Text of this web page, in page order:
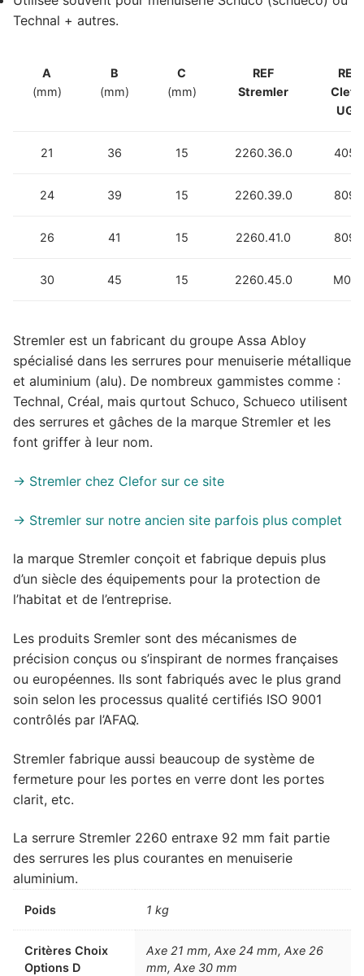
Technal + autres.
A
(mm)
B
(mm)
C
(mm)
REF
Stremler
REF
UGS
21 36 15 2260.36.0 4050
24 39 15 2260.39.0 8096
26 41 15 2260.41.0 8095
30 45 15 2260.45.0 M016
Stremler est un fabricant du groupe Assa Abloy
spécialisé dans les serrures pour menuiserie métallique
et aluminium (alu). De nombreux gammistes comme :
Technal, Créal, mais qurtout Schuco, Schueco utilisent
des serrures et gâches de la marque Stremler et les
font griffer à leur nom.
-> Stremler chez Clefor sur ce site
-> Stremler sur notre ancien site parfois plus complet
la marque Stremler conçoit et fabrique depuis plus
d’un siècle des équipements pour la protection de
l’habitat et de l’entreprise.
Les produits Sremler sont des mécanismes de
précision conçus ou s’inspirant de normes françaises
ou européennes. Ils sont fabriqués avec le plus grand
soin selon les processus qualité certifiés ISO 9001
contrôlés par l’AFAQ.
Stremler fabrique aussi beaucoup de système de
fermeture pour les portes en verre dont les portes
clarit, etc.
La serrure Stremler 2260 entraxe 92 mm fait partie
des serrures les plus courantes en menuiserie
aluminium.
Poids 1 kg
Critères Choix
Options D
Axe 21 mm, Axe 24 mm, Axe 26
mm, Axe 30 mm